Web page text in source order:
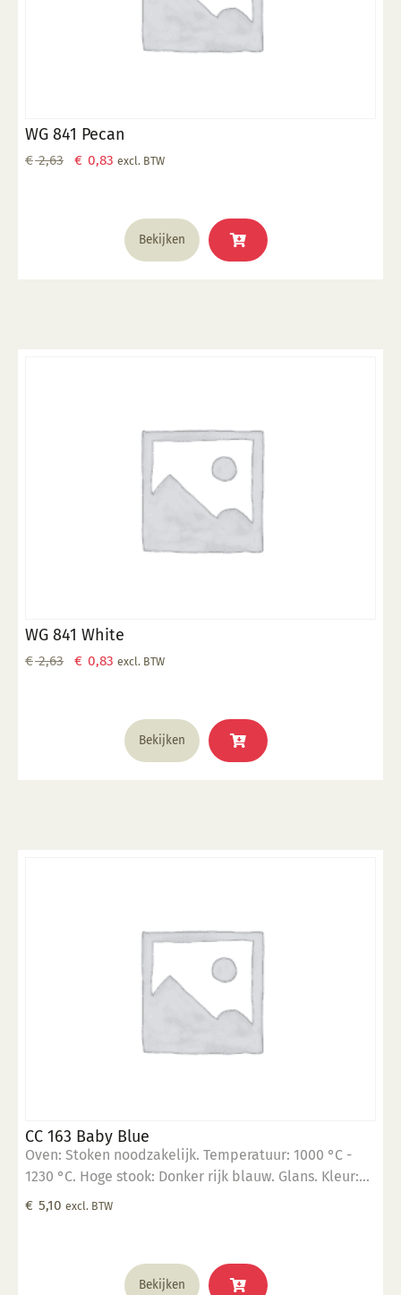
WG 841 Pecan
€2,63
Oorspronkelijke
€ 0,83 Huidige
€ 0,83.
excl. BTW
Bekijken
WG 841 White
€2,63
Oorspronkelijke
€ 0,83 Huidige
€ 0,83.
excl. BTW
Bekijken
CC 163 Baby Blue
Oven: Stoken noodzakelijk. Temperatuur: 1000 °C -
1230 °C. Hoge stook: Donker rijk blauw. Glans. Kleur:
Opaak. Aantal lagen: 3 lagen. Voedselveilig:
te gebruiken: 1. Breng aan op een 1060 °C biscuit
gebakken scherf. 2. Stook op 1000 °C. 3. Voor
€ 5,10 excl. BTW
Bekijken